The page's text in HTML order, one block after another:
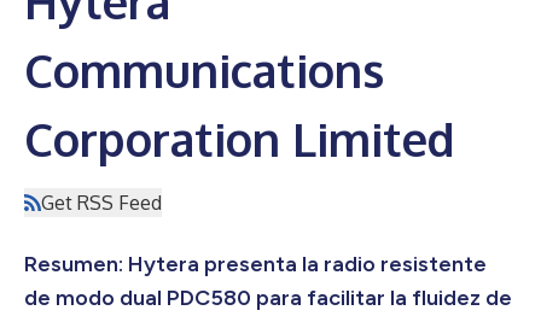
Communications
Corporation Limited
Get RSS Feed
Resumen: Hytera presenta la radio resistente
de modo dual PDC580 para facilitar la fluidez de